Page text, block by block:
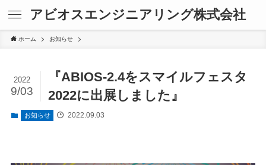
アビオスエンジニアリング株式会社
ホーム お知らせ
『ABIOS-2.4をスマイルフェスタ
2022に出展しました』
2022
9/03
お知らせ 2022.09.03